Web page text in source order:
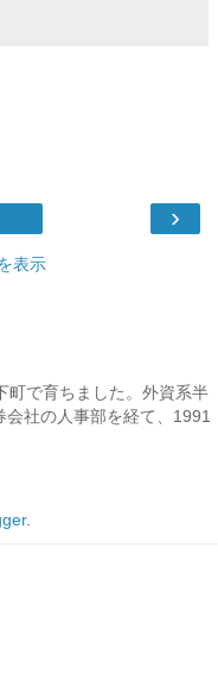
›
表示
町で育ちました。外資系半
社の人事部を経て、1991
.